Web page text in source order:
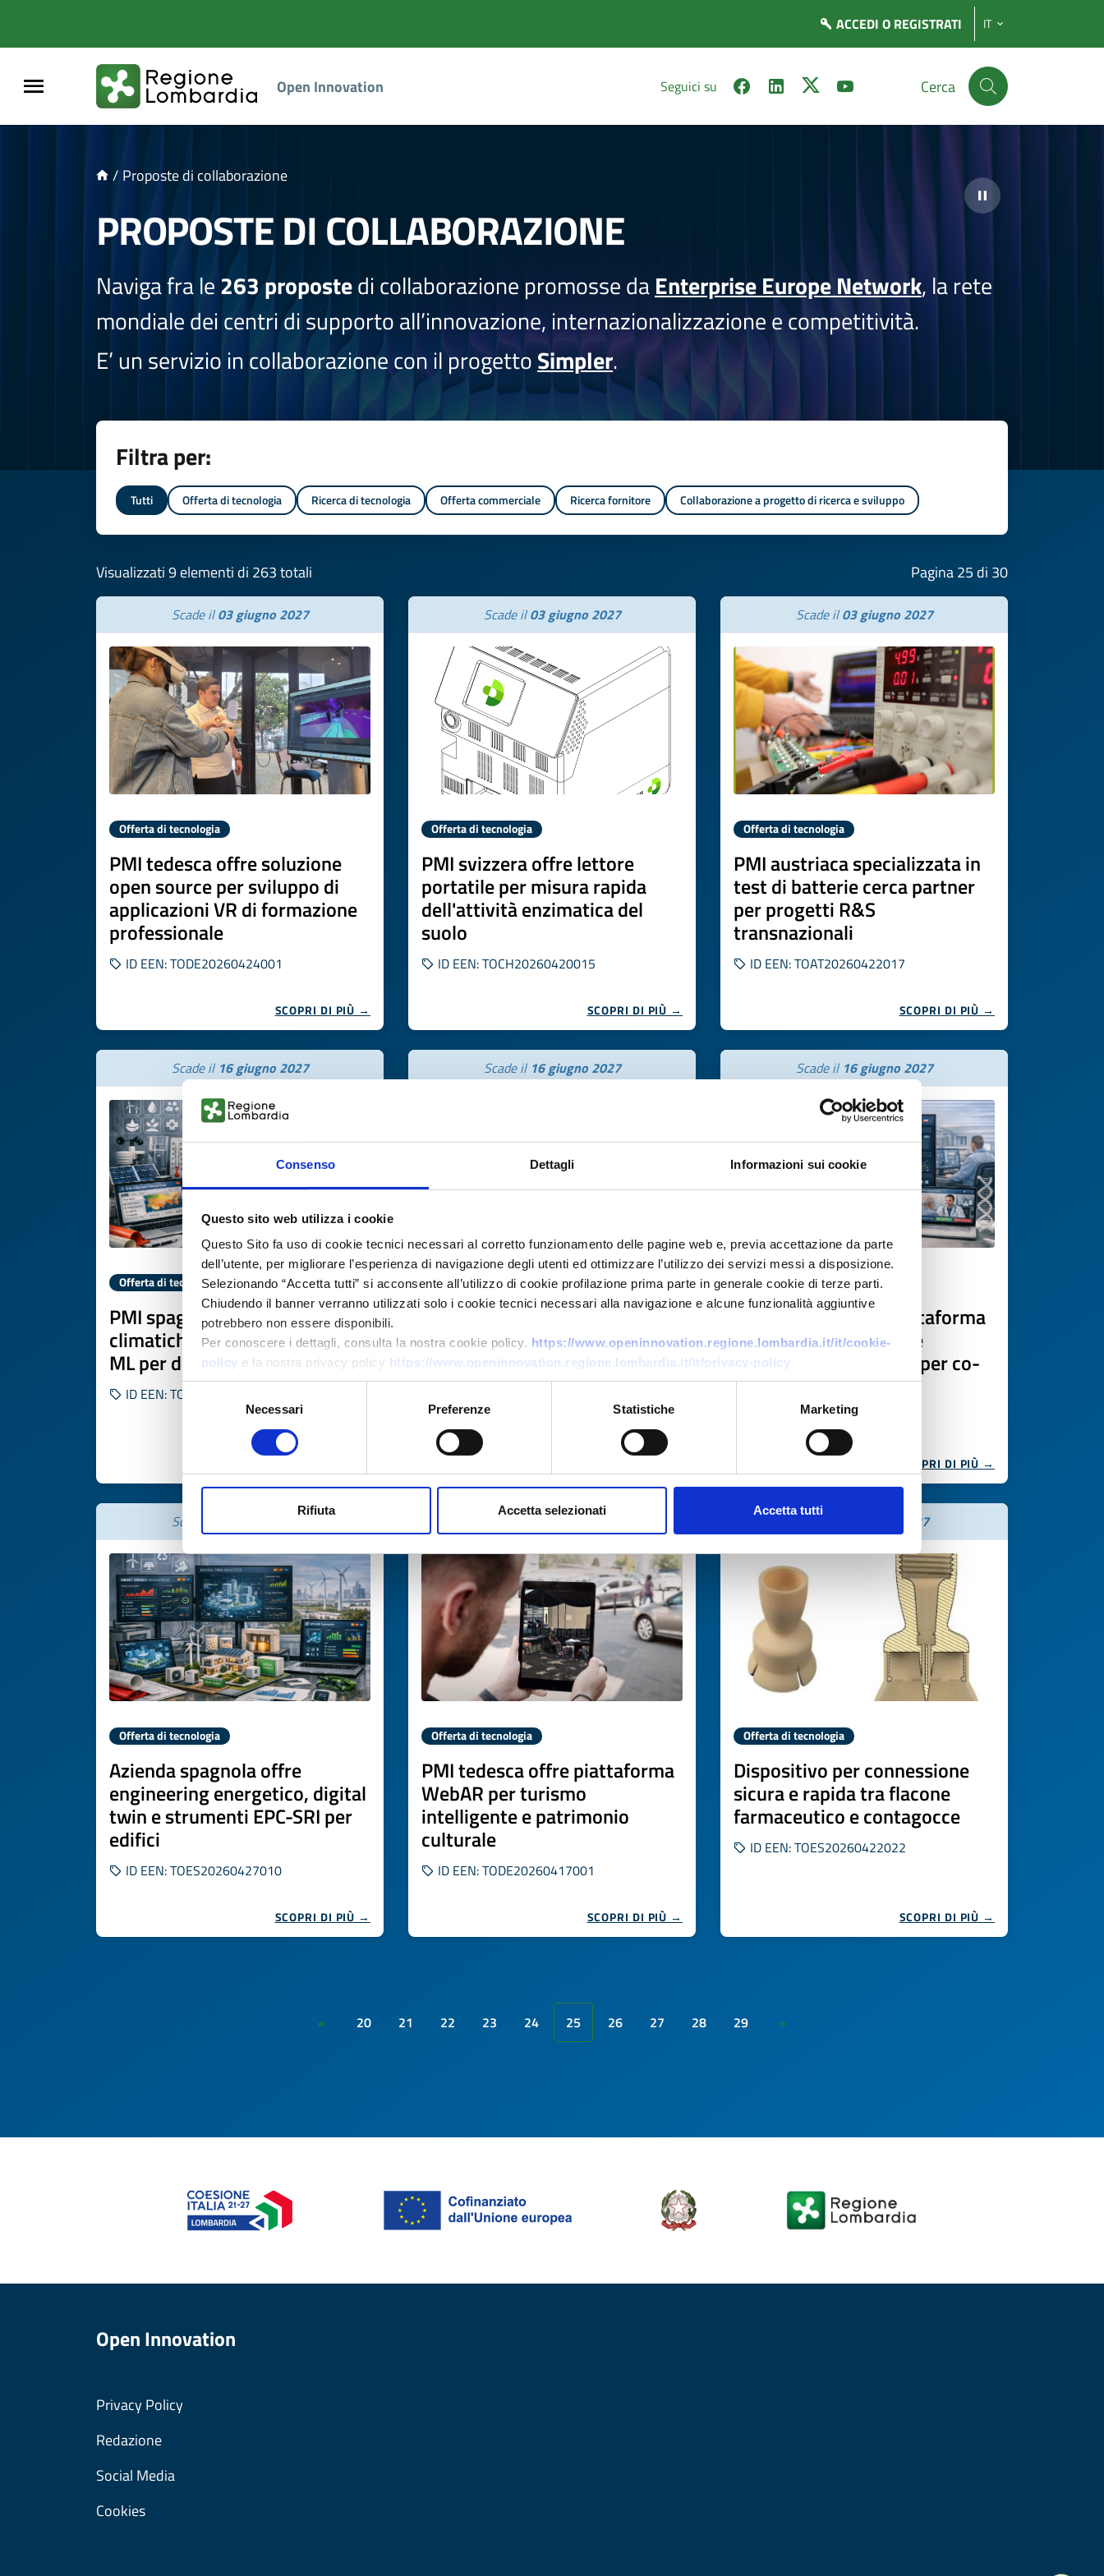
Consenso Dettagli Informazioni sui cookie
Questo sito web utilizza i cookie
Questo Sito fa uso di cookie tecnici necessari al corretto funzionamento delle pagine web e, previa accettazione da parte
dell’utente, per migliorare l’esperienza di navigazione degli utenti ed ottimizzare l’utilizzo dei servizi messi a disposizione.
Selezionando “Accetta tutti” si acconsente all’utilizzo di cookie profilazione prima parte in generale cookie di terze parti.
Chiudendo il banner verranno utilizzati solo i cookie tecnici necessari alla navigazione e alcune funzionalità aggiuntive
potrebbero non essere disponibili.
Per conoscere i dettagli, consulta la nostra cookie policy. https://www.openinnovation.regione.lombardia.it/it/cookie-
policy e la nostra privacy policy https://www.openinnovation.regione.lombardia.it/it/privacy-policy
Selezione
Necessari Preferenze Statistiche Marketing
Rifiuta Accetta selezionati Accetta tutti
ACCEDI O REGISTRATI IT
Open Innovation Seguici su Cerca
/ Proposte di collaborazione
PROPOSTE DI COLLABORAZIONE
Naviga fra le263 propostedi collaborazione promosse daEnterprise Europe Network, la rete
mondiale dei centri di supporto all’innovazione, internazionalizzazione e competitività.
E’ un servizio in collaborazione con il progettoSimpler.
Filtra per:
Tutti Offerta di tecnologia Ricerca di tecnologia Offerta commerciale Ricerca fornitore Collaborazione a progetto di ricerca e sviluppo
Visualizzati 9 elementi di 263 totali Pagina 25 di 30
Scade il03 giugno 2027
Offerta di tecnologia
PMI tedesca offre soluzione
open source per sviluppo di
applicazioni VR di formazione
professionale
ID EEN: TODE20260424001
SCOPRI DI PIÙ →
Scade il03 giugno 2027
Offerta di tecnologia
PMI svizzera offre lettore
portatile per misura rapida
dell'attività enzimatica del
suolo
ID EEN: TOCH20260420015
SCOPRI DI PIÙ →
Scade il03 giugno 2027
Offerta di tecnologia
PMI austriaca specializzata in
test di batterie cerca partner
per progetti R&S
transnazionali
ID EEN: TOAT20260422017
SCOPRI DI PIÙ →
Scade il 16 giugno 2027
Offerta di tecnologia
PMI spagnola offre proiezioni
climatiche personalizzate con
ML per decisioni aziendali
ID EEN: TOES20260506013
Scade il 16 giugno 2027
Offerta di tecnologia
Università tedesca offre in
licenza ugello innovativo per
navi in condizioni di acque
basse
ID EEN: TODE20260429005
Scade il 16 giugno 2027
Offerta di tecnologia
PMI cipriota offre piattaforma
EHR modulare con IA e
interoperabilità EHDS per co-
sviluppo
ID EEN: TOCY20260416005
SCOPRI DI PIÙ →
Scade il 22 giugno 2027
Offerta di tecnologia
Azienda spagnola offre
engineering energetico, digital
twin e strumenti EPC-SRI per
edifici
ID EEN: TOES20260427010
SCOPRI DI PIÙ →
Scade il22 giugno 2027
Offerta di tecnologia
PMI tedesca offre piattaforma
WebAR per turismo
intelligente e patrimonio
culturale
ID EEN: TODE20260417001
SCOPRI DI PIÙ →
Scade il 07 luglio 2027
Offerta di tecnologia
Dispositivo per connessione
sicura e rapida tra flacone
farmaceutico e contagocce
ID EEN: TOES20260422022
SCOPRI DI PIÙ →
« 20 21 22 23 24 25 26 27 28 29 »
Open Innovation
Privacy Policy
Redazione
Social Media
Cookies